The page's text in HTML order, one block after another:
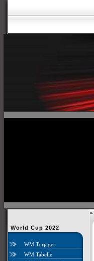
»
World Cup 2022
WM Torjäger
WM Tabelle